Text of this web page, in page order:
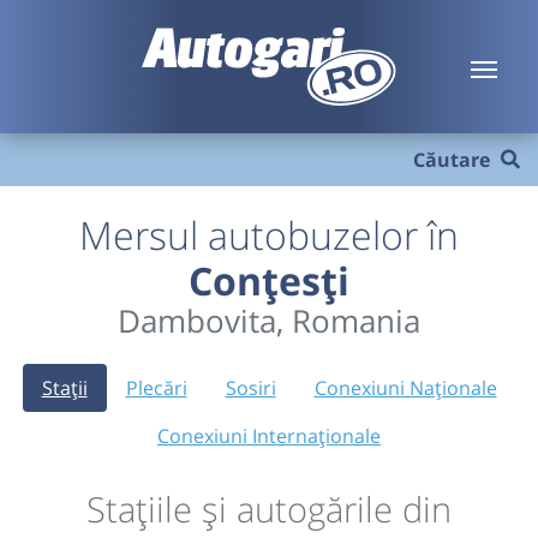
Căutare
Mersul autobuzelor în
Conțesți
Dambovita, Romania
Stații Plecări Sosiri
Conexiuni Naționale
Conexiuni Internaționale
Stațiile și autogările din